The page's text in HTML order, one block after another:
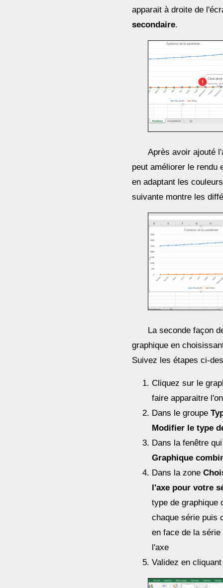
apparait à droite de
secondaire.
Après avoir ajouté
peut améliorer le rendu
en adaptant les
suivante montre les
La seconde façon
graphique en
Suivez les étapes ci-
Cliquez sur le
faire apparaitre
Dans le groupe
Modifier le type
Dans la fenêtre
Graphique
Dans la zone
l'axe pour votre
type de graphique
chaque série puis
en face de la
l'axe
Validez en